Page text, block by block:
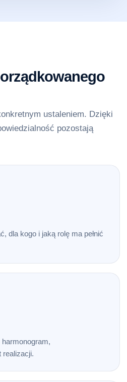
ustaleniem. Dzięki
pozostają
dla kogo i jaką rolę ma pełnić
harmonogram,
realizacji.